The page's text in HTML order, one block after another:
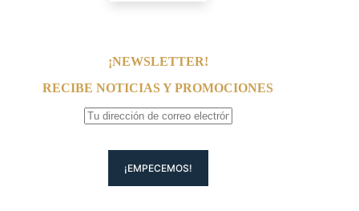
¡NEWSLETTER!
RECIBE NOTICIAS Y PROMOCIONES